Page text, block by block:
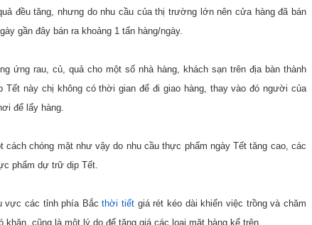
đều tăng, nhưng do nhu cầu của thị trường lớn nên cửa hàng đã bán
gần đây bán ra khoảng 1 tấn hàng/ngày.
ứng rau, củ, quả cho một số nhà hàng, khách sạn trên địa bàn thành
Tết này chị không có thời gian để đi giao hàng, thay vào đó người của
để lấy hàng.
chóng mặt như vậy do nhu cầu thực phẩm ngày Tết tăng cao, các
phẩm dự trữ dịp Tết.
vực các tỉnh phía Bắcthời tiết giá rét kéo dài khiến việc trồng và chăm
khăn, cũng là một lý do để tăng giá các loại mặt hàng kể trên.